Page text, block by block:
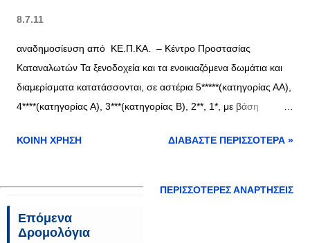
8.7.11
αναδημοσίευση από ΚΕ.Π.ΚΑ. – Κέντρο Προστασίας
Καταναλωτών Τα ξενοδοχεία και τα ενοικιαζόμενα δωμάτια και
διαμερίσματα κατατάσσονται, σε αστέρια 5*****(κατηγορίας ΑΑ),
4****(κατηγορίας Α), 3***(κατηγορίας Β), 2**, 1*, με βάση
Ενοικιαζόμενα Διαμερίσματα
ΚΟΙΝΉ ΧΡΉΣΗ ΔΙΑΒΆΣΤΕ ΠΕΡΙΣΣΌΤΕΡΑ »
ΠΕΡΙΣΣΌΤΕΡΕΣ ΑΝΑΡΤΉΣΕΙΣ
Επόμενα
Δρομολόγια